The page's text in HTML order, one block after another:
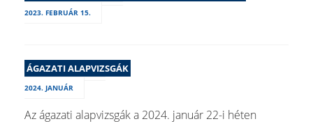
2023. FEBRUÁR 15.
ÁGAZATI ALAPVIZSGÁK
2024. JANUÁR
Az ágazati alapvizsgák a 2024. január 22-i héten